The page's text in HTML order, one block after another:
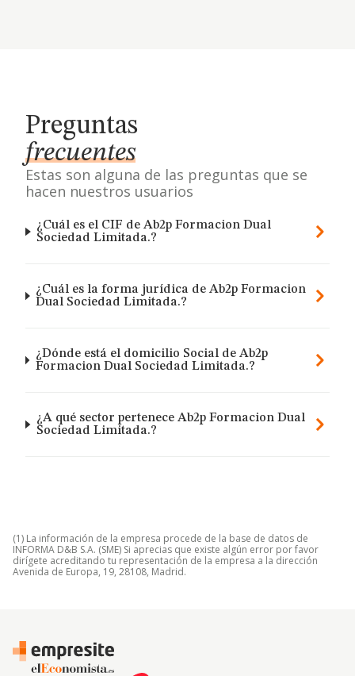
Preguntas
frecuentes
Estas son alguna de las preguntas que se
hacen nuestros usuarios
¿Cuál es el CIF de Ab2p Formacion Dual
Sociedad Limitada.?
¿Cuál es la forma jurídica de Ab2p Formacion
Dual Sociedad Limitada.?
¿Dónde está el domicilio Social de Ab2p
Formacion Dual Sociedad Limitada.?
¿A qué sector pertenece Ab2p Formacion Dual
Sociedad Limitada.?
(1) La información de la empresa procede de la base de datos de
INFORMA D&B S.A. (SME) Si aprecias que existe algún error por favor
dirígete acreditando tu representación de la empresa a la dirección
Avenida de Europa, 19, 28108, Madrid.